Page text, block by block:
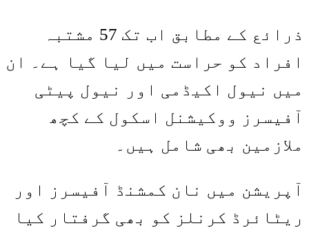
ذرائع کے مطابق اب تک 57 مشتبہ
افراد کو حراست میں لیا گیا ہے۔ ان
میں نیول اکیڈمی اور نیول پیٹی
آفیسرز ووکیشنل اسکول کے کچھ
ملازمین بھی شامل ہیں۔
آپریشن میں نان کمشنڈ آفیسرز اور
ریٹائرڈ کرنلز کو بھی گرفتار کیا